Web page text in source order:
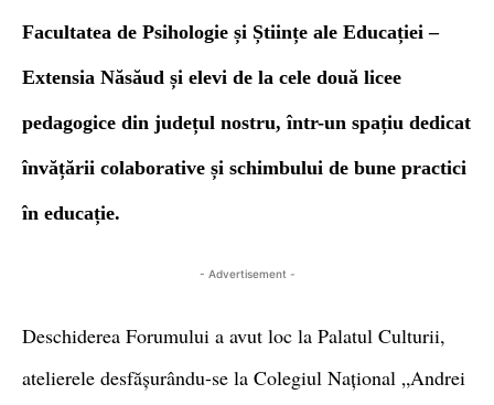
Facultatea de Psihologie și Științe ale Educației –
Extensia Năsăud și elevi de la cele două licee
pedagogice din județul nostru, într-un spațiu dedicat
învățării colaborative și schimbului de bune practici
în educație.
- Advertisement -
Deschiderea Forumului a avut loc la Palatul Culturii,
atelierele desfășurându-se la Colegiul Național „Andrei